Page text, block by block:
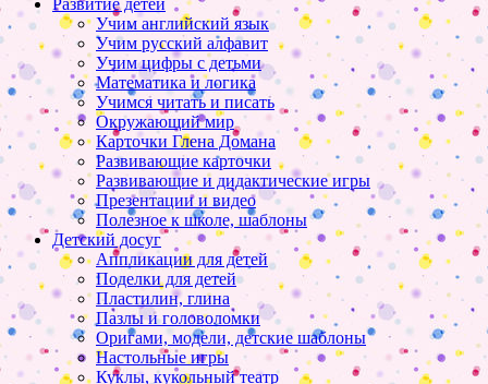
Развитие детей
Учим английский язык
Учим русский алфавит
Учим цифры с детьми
Математика и логика
Учимся читать и писать
Окружающий мир
Карточки Глена Домана
Развивающие карточки
Развивающие и дидактические игры
Презентации и видео
Полезное к школе, шаблоны
Детский досуг
Аппликации для детей
Поделки для детей
Пластилин, глина
Пазлы и головоломки
Оригами, модели, детские шаблоны
Настольные игры
Куклы, кукольный театр